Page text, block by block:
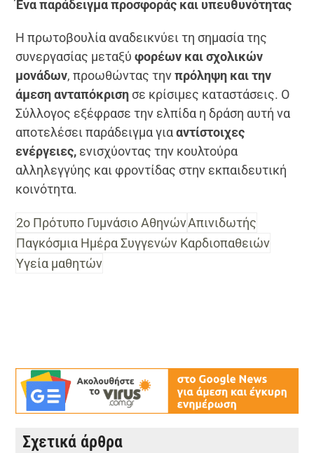
Ένα παράδειγμα προσφοράς και υπευθυνότητας
Η πρωτοβουλία αναδεικνύει τη σημασία της
συνεργασίας μεταξύφορέων και σχολικών
μονάδων, προωθώντας τηνπρόληψη και την
άμεση ανταπόκριση σε κρίσιμες καταστάσεις. Ο
Σύλλογος εξέφρασε την ελπίδα η δράση αυτή να
αποτελέσει παράδειγμα γιααντίστοιχες
ενέργειες, ενισχύοντας την κουλτούρα
αλληλεγγύης και φροντίδας στην εκπαιδευτική
κοινότητα.
2ο Πρότυπο Γυμνάσιο ΑθηνώνΑπινιδωτής
Παγκόσμια Ημέρα Συγγενών Καρδιοπαθειών
Υγεία μαθητών
Σχετικά άρθρα